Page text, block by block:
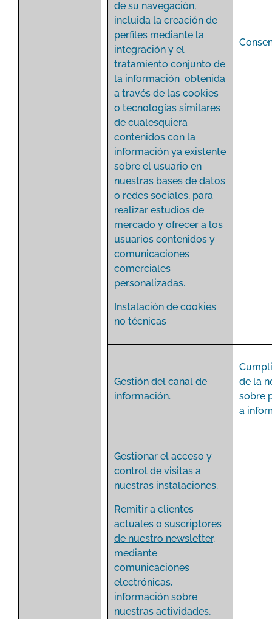
de su navegación,
incluida la creación de
perfiles mediante la
integración y el
tratamiento conjunto de
la información obtenida
a través de las cookies
o tecnologías similares
de cualesquiera
contenidos con la
información ya existente
sobre el usuario en
nuestras bases de datos
o redes sociales, para
realizar estudios de
mercado y ofrecer a los
usuarios contenidos y
comunicaciones
comerciales
personalizadas.
Instalación de cookies
no técnicas
Gestión del canal de
información.
de la
sobre
a
Gestionar el acceso y
control de visitas a
nuestras instalaciones.
Remitir a clientes
actuales o suscriptores
de nuestro newsletter,
mediante
comunicaciones
electrónicas,
información sobre
nuestras actividades,